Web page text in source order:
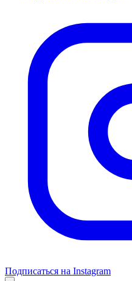
Подписаться на Instagram